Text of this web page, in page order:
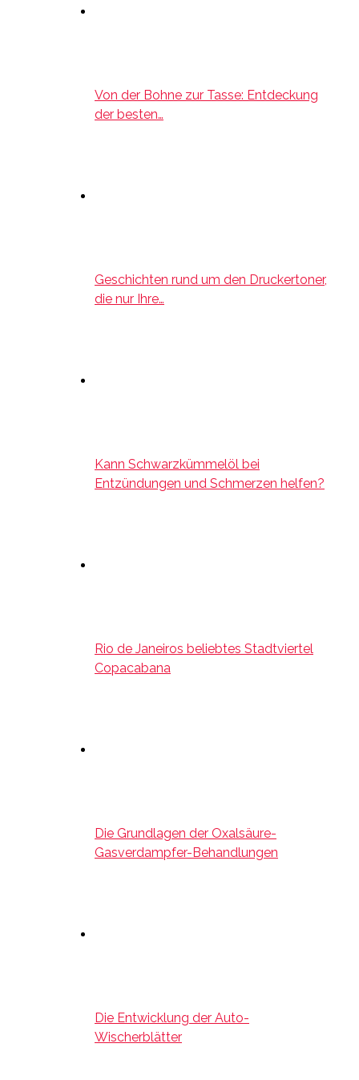
Von der Bohne zur Tasse: Entdeckung
der besten…
Geschichten rund um den Druckertoner,
die nur Ihre…
Kann Schwarzkümmelöl bei
Entzündungen und Schmerzen helfen?
Rio de Janeiros beliebtes Stadtviertel
Copacabana
Die Grundlagen der Oxalsäure-
Gasverdampfer-Behandlungen
Die Entwicklung der Auto-
Wischerblätter